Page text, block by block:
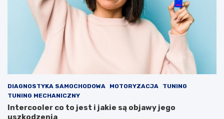
DIAGNOSTYKA SAMOCHODOWA MOTORYZACJA
TUNING
TUNING MECHANICZNY
Intercooler co to jest i jakie są objawy jego
uszkodzenia